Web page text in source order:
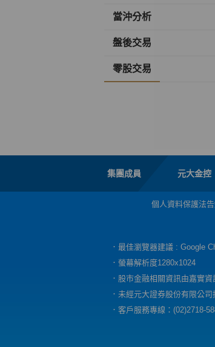
當沖分析
盤後交易
零股交易
集團成員 元大金控
個人資料保護法
．最佳瀏覽器建議 : Google
．螢幕解析度1280x1024
．股市金融相關資訊由嘉實
．未經元大證券股份有限公
．客戶服務專線：(02)2718-